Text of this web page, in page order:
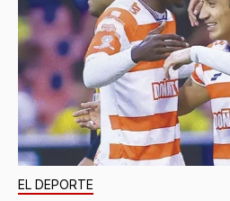
EL DEPORTE